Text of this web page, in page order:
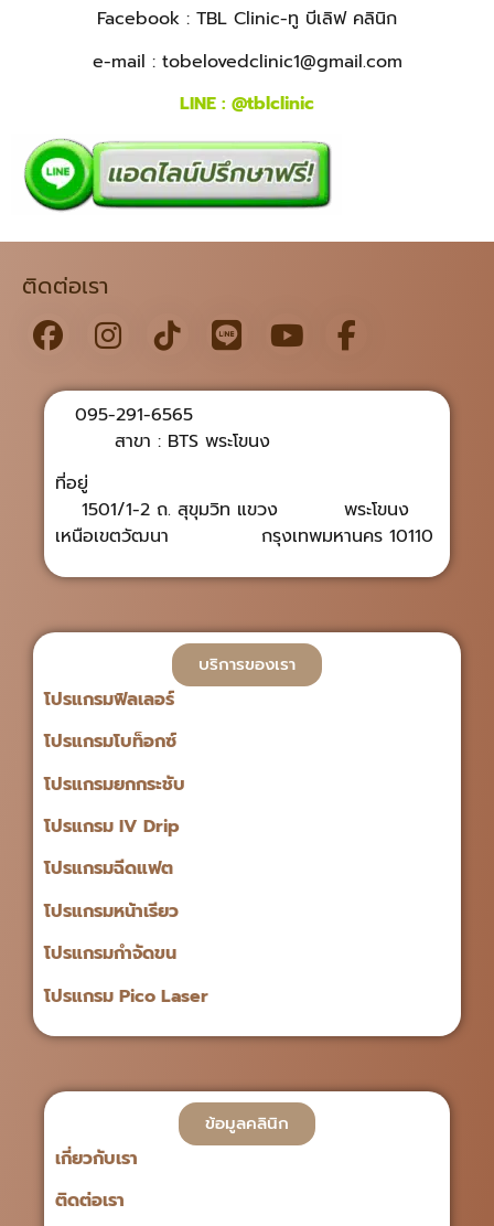
Facebook : TBL Clinic-ทู บีเลิฟ คลินิก
e-mail : tobelovedclinic1@gmail.com
LINE : @tblclinic
ติดต่อเรา
095-291-6565
สาขา : BTS พระโขนง
ที่อยู่
1501/1-2 ถ. สุขุมวิท แขวง พระโขนง
เหนือเขตวัฒนา กรุงเทพมหานคร 10110
บริการของเรา
โปรแกรมฟิลเลอร์
โปรแกรมโบท็อกซ์
โปรแกรมยกกระชับ
โปรแกรม IV Drip
โปรแกรมฉีดแฟต
โปรแกรมหน้าเรียว
โปรแกรมกำจัดขน
โปรแกรม Pico Laser
ข้อมูลคลินิก
เกี่ยวกับเรา
ติดต่อเรา